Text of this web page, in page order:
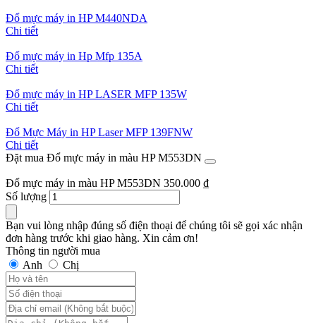
Đổ mực máy in HP M440NDA
Chi tiết
Đổ mực máy in Hp Mfp 135A
Chi tiết
Đổ mực máy in HP LASER MFP 135W
Chi tiết
Đổ Mực Máy in HP Laser MFP 139FNW
Chi tiết
Đặt mua Đổ mực máy in màu HP M553DN
Đổ mực máy in màu HP M553DN 350.000 ₫
Số lượng
Bạn vui lòng nhập đúng số điện thoại để chúng tôi sẽ gọi xác nhận
đơn hàng trước khi giao hàng. Xin cảm ơn!
Thông tin người mua
Anh
Chị